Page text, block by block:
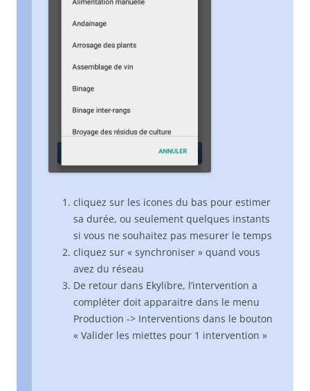
cliquez sur les icones du bas pour estimer
sa durée, ou seulement quelques instants
si vous ne souhaitez pas mesurer le temps
cliquez sur « synchroniser » quand vous
avez du réseau
De retour dans Ekylibre, l’intervention a
compléter doit apparaitre dans le menu
Production -> Interventions dans le bouton
« Valider les miettes pour 1 intervention »